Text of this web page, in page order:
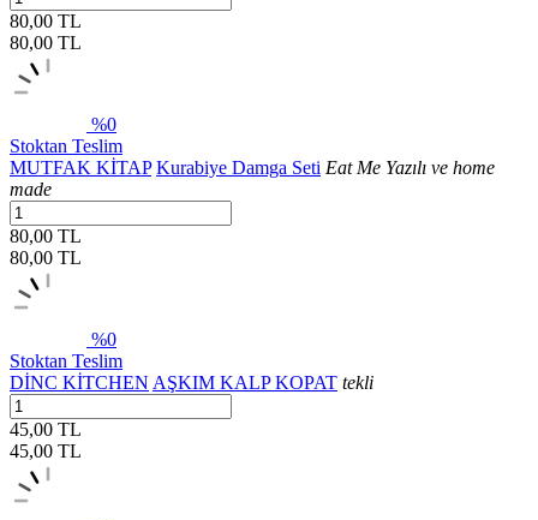
80,00 TL
80,00 TL
%0
Stoktan Teslim
MUTFAK KİTAP Kurabiye Damga Seti Eat Me Yazılı ve home
made
80,00 TL
80,00 TL
%0
Stoktan Teslim
DİNC KİTCHEN AŞKIM KALP KOPAT tekli
45,00 TL
45,00 TL